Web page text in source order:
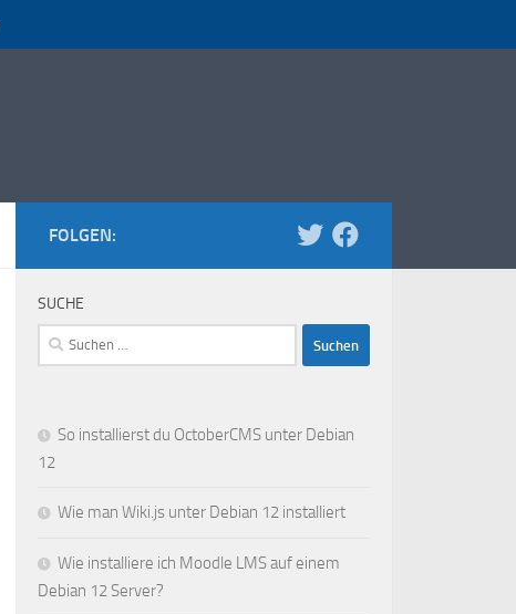
FOLGEN:
SUCHE
Suchen
nach:
So installierst du OctoberCMS unter Debian
12
Wie man Wiki.js unter Debian 12 installiert
Wie installiere ich Moodle LMS auf einem
Debian 12 Server?